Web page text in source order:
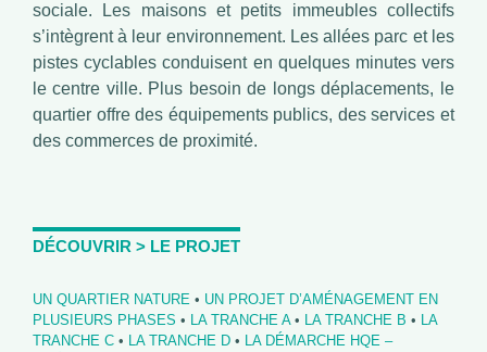
sociale. Les maisons et petits immeubles collectifs
s’intègrent à leur environnement. Les allées parc et les
pistes cyclables conduisent en quelques minutes vers
le centre ville. Plus besoin de longs déplacements, le
quartier offre des équipements publics, des services et
des commerces de proximité.
DÉCOUVRIR > LE PROJET
UN QUARTIER NATURE • UN PROJET D’AMÉNAGEMENT EN
PLUSIEURS PHASES • LA TRANCHE A• LA TRANCHE B • LA
TRANCHE C • LA TRANCHE D • LA DÉMARCHE HQE –